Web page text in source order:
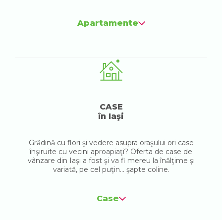
Apartamente
CASE
în Iaşi
Grădină cu flori şi vedere asupra oraşului ori case
înşiruite cu vecini aproapiaţi? Oferta de case de
vânzare din Iaşi a fost şi va fi mereu la înălţime şi
variată, pe cel puţin... şapte coline.
Case